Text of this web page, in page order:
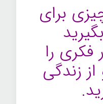
برای
فکری را
زندگی